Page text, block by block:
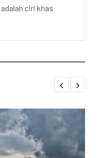
ciri khas